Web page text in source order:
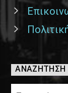
ΑΝΑΖΉΤΗΣΗ